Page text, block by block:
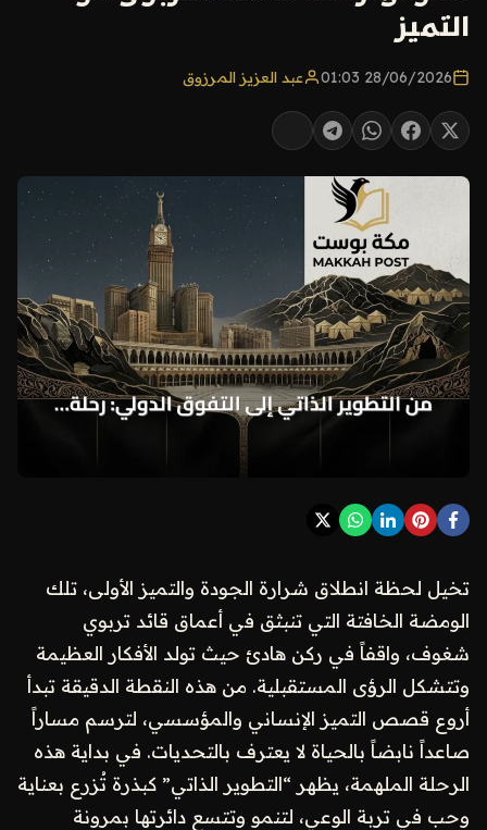
التميز
28/06/2026 01:03 عبد العزيز المرزوق
تخيل لحظة انطلاق شرارة الجودة والتميز الأولى، تلك
الومضة الخافتة التي تنبثق في أعماق قائد تربوي
شغوف، واقفاً في ركن هادئ حيث تولد الأفكار العظيمة
وتتشكل الرؤى المستقبلية. من هذه النقطة الدقيقة تبدأ
أروع قصص التميز الإنساني والمؤسسي، لترسم مساراً
صاعداً نابضاً بالحياة لا يعترف بالتحديات. في بداية هذه
الرحلة الملهمة، يظهر “التطوير الذاتي” كبذرة تُزرع بعناية
وحب في تربة الوعي، لتنمو وتتسع دائرتها بمرونة